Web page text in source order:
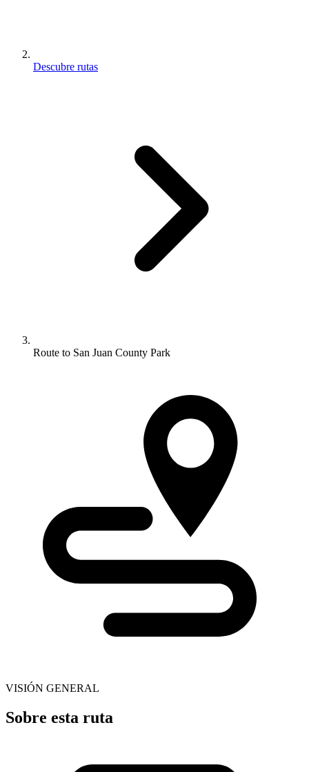
Descubre rutas
Route to San Juan County Park
VISIÓN GENERAL
Sobre esta ruta